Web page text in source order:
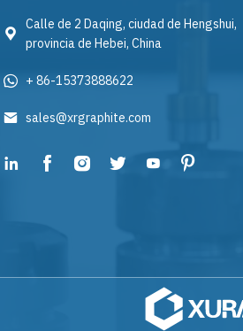
Calle de 2 Daqing, ciudad de Hengshui,
provincia de Hebei, China
+ 86-15373888622
sales@xrgraphite.com